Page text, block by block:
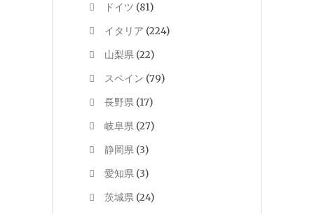
ドイツ (81)
イタリア (224)
山梨県 (22)
スペイン (79)
長野県 (17)
岐阜県 (27)
静岡県 (3)
愛知県 (3)
茨城県 (24)